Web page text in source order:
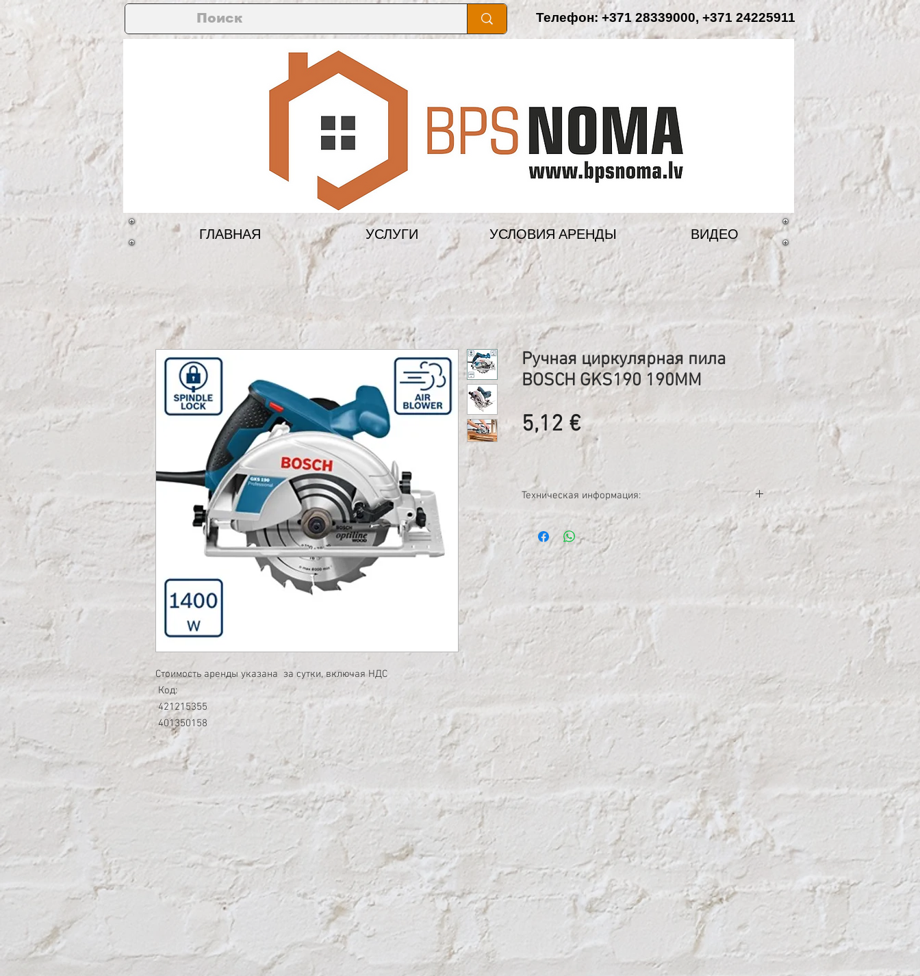
Телефон: +371 28339000, +371 24225911
ГЛАВНАЯ УСЛУГИ УСЛОВИЯ АРЕНДЫ ВИДЕО
Стоимость аренды указана за сутки, включая НДС
Код:
421215355
401350158
Ручная циркулярная пила
BOSCH GKS190 190MM
5,12 €Цена
Техническая информация:
Вес: 4,2 кг;
Вес брутто: 6,23 кг;
Потребляемая мощность: 1400 B;
Макс. диаметр диска: 190 мм;
Частота вращения на холостом ходу: 5500 мин-1;
Диаметр отверстия: 30 мм;
Глубина пропила 45/90° угол: 50/70 мм.